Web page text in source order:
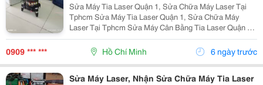
Sửa Máy Tia Laser Quận 1, Sửa Chữa Máy Laser Tại
Tphcm Sửa Máy Tia Laser Quận 1, Sửa Chữa Máy
Laser Tại Tphcm Sửa Máy Cân Bằng Tia Laser Quận 1
Nhận Sửa Chữa Máy Cân Bằng Laser Quận 1 Sửa
Chữa Máy Laser Quận 1 Sửa Chữa Máy Laser Bosch ...
0909 *** *** Hồ Chí Minh 6 ngày trước
Sửa Máy Laser, Nhận Sửa Chữa Máy Tia Laser